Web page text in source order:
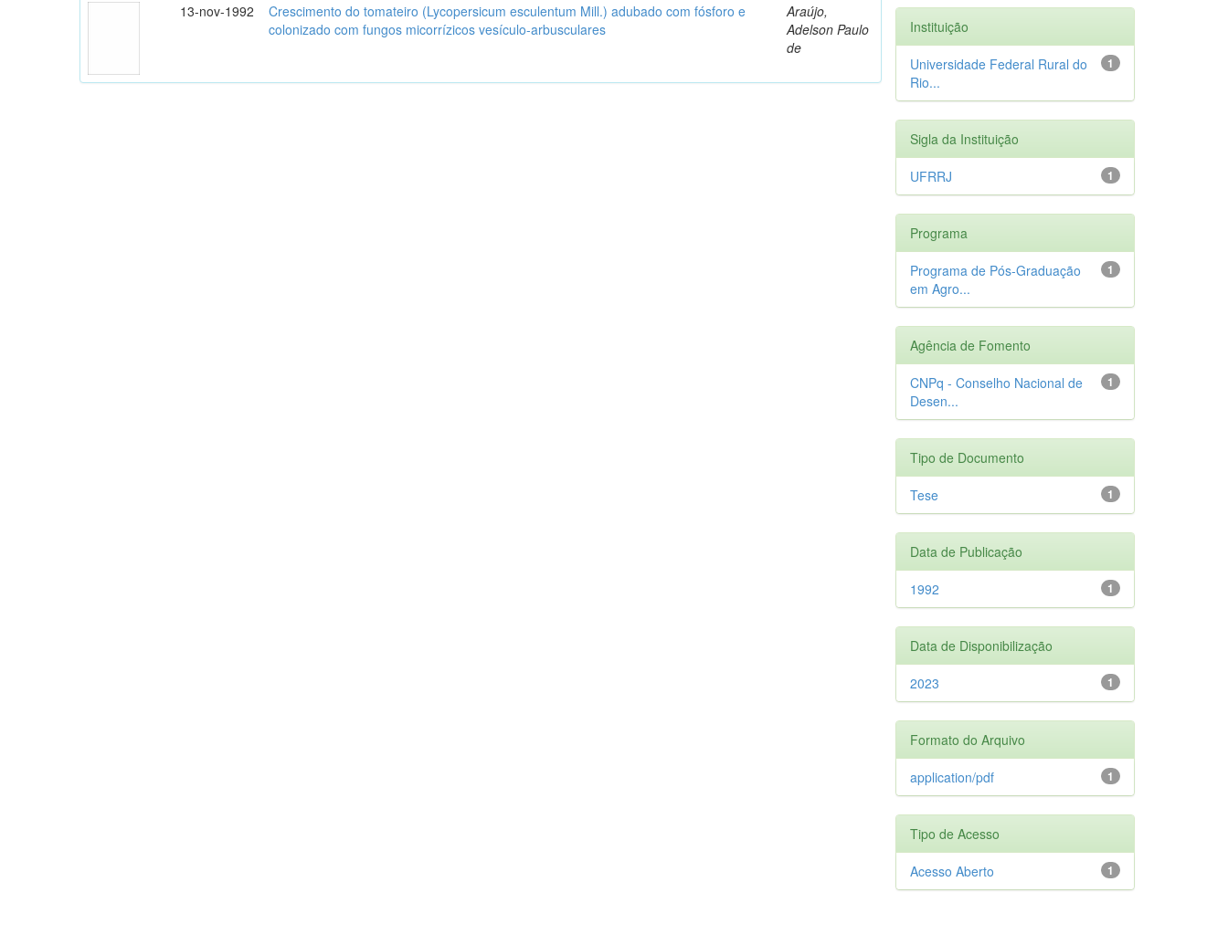
13-nov-1992
Crescimento do tomateiro (Lycopersicum esculentum Mill.) adubado com fósforo e
colonizado com fungos micorrízicos vesículo-arbusculares
Araújo,
Adelson Paulo
de
Instituição
1
Universidade Federal Rural do
Rio...
Sigla da Instituição
1
UFRRJ
Programa
1
Programa de Pós-Graduação
em Agro...
Agência de Fomento
1
CNPq - Conselho Nacional de
Desen...
Tipo de Documento
1
Tese
Data de Publicação
1
1992
Data de Disponibilização
1
2023
Formato do Arquivo
1
application/pdf
Tipo de Acesso
1
Acesso Aberto